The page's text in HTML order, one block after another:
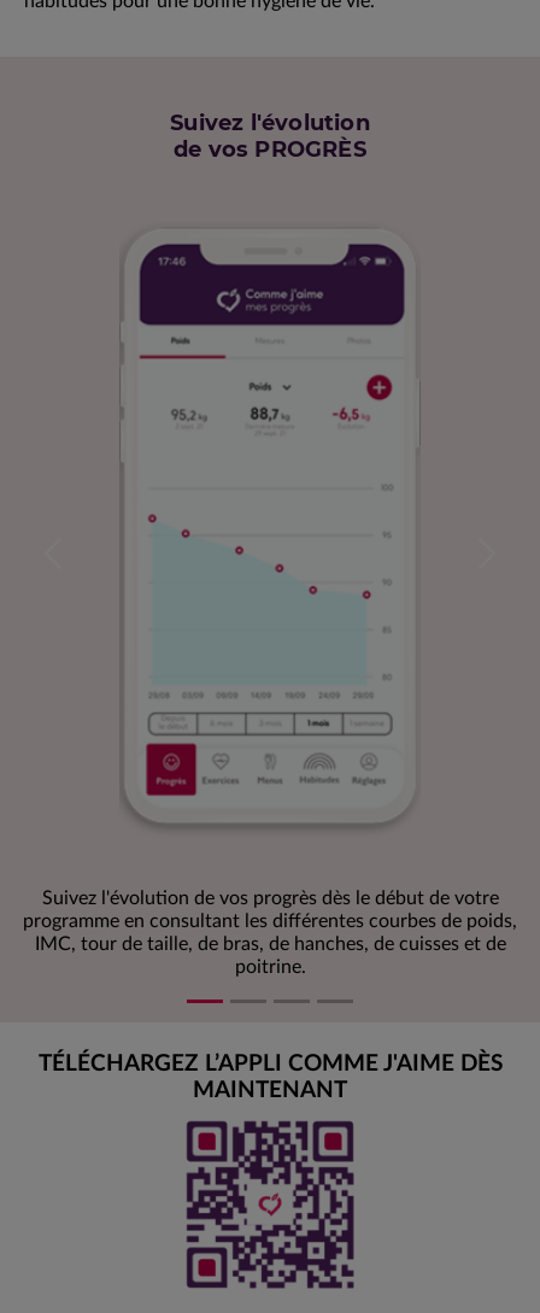
Suivez l'évolution
de vos PROGRÈS
Suivez l'évolution de vos progrès dès le début de votre
programme en consultant les différentes courbes de poids,
IMC, tour de taille, de bras, de hanches, de cuisses et de
poitrine.
TÉLÉCHARGEZ L’APPLI COMME J'AIME DÈS
MAINTENANT